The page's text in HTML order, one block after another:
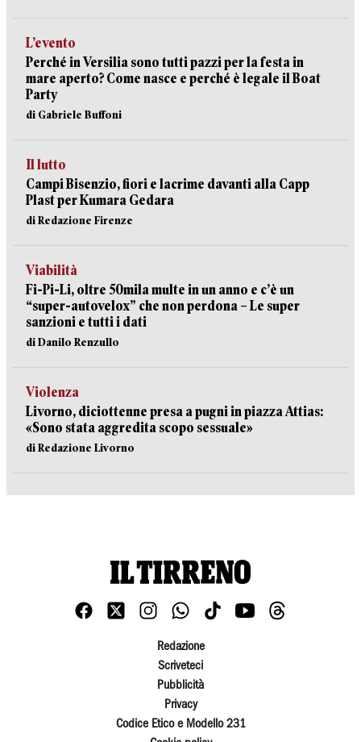
L’evento
Perché in Versilia sono tutti pazzi per la festa in
mare aperto? Come nasce e perché è legale il Boat
Party
di Gabriele Buffoni
Il lutto
Campi Bisenzio, fiori e lacrime davanti alla Capp
Plast per Kumara Gedara
di Redazione Firenze
Viabilità
Fi-Pi-Li, oltre 50mila multe in un anno e c’è un
“super-autovelox” che non perdona – Le super
sanzioni e tutti i dati
di Danilo Renzullo
Violenza
Livorno, diciottenne presa a pugni in piazza Attias:
«Sono stata aggredita scopo sessuale»
di Redazione Livorno
Redazione
Scriveteci
Pubblicità
Privacy
Codice Etico e Modello 231